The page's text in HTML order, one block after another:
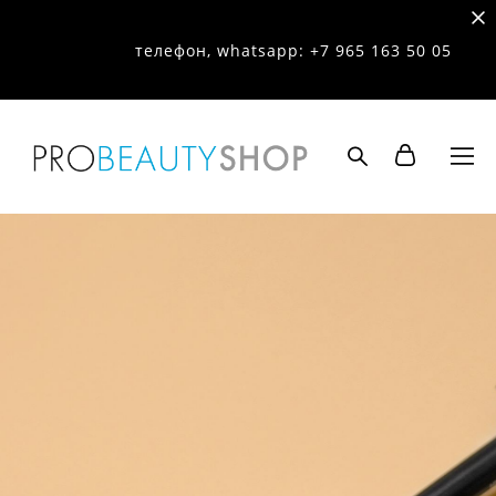
телефон, whatsapp: +7 965 163 50 05